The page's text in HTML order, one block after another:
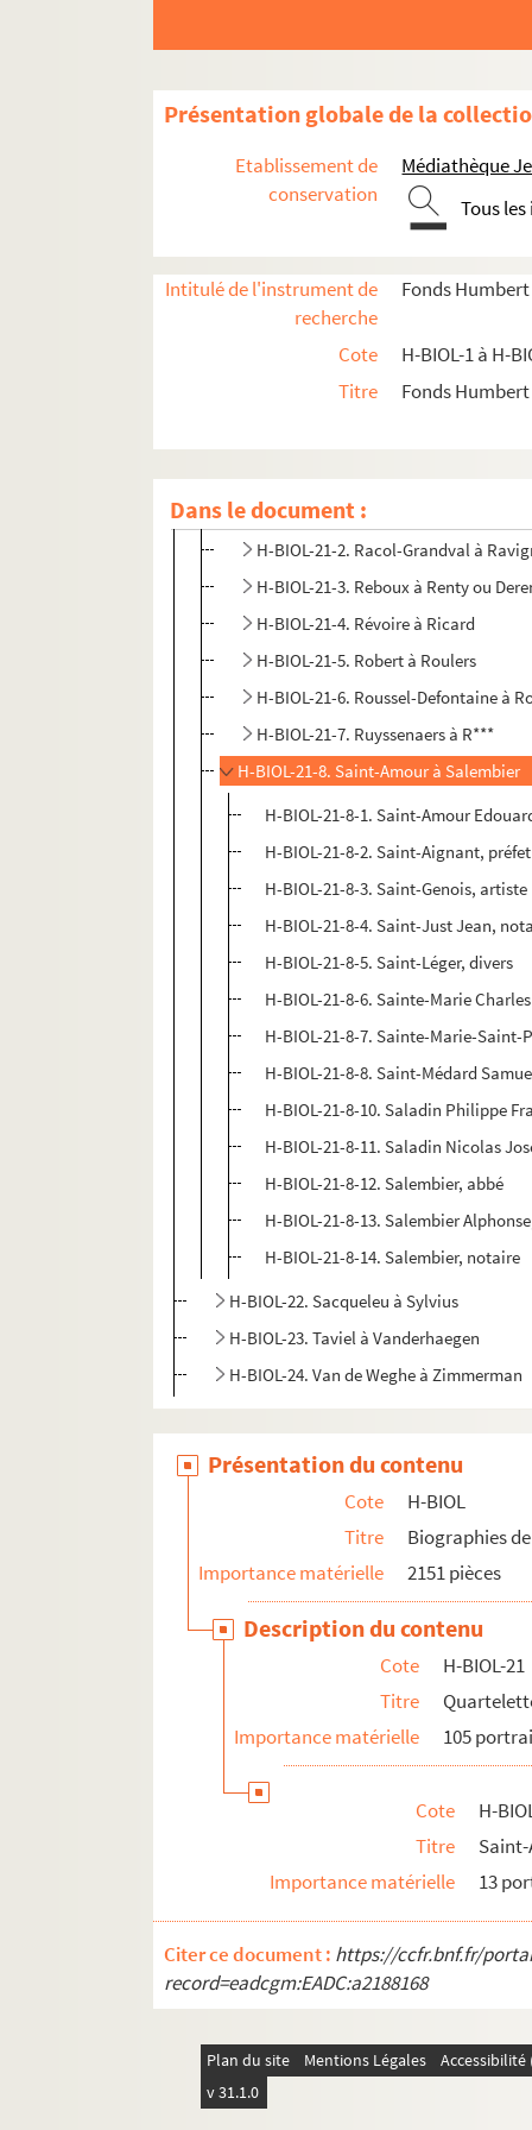
Présentation globale de la
Etablissement de
conservation
Médiathèque
Tous
Intitulé de l'instrument de
recherche
Fonds
Cote
H-BIOL-1 à H-
Titre
Fonds
Dans le document :
H-BIOL-11. Dujardin à Faid'herbe
H-BIOL-13. Ghesquiere à Hallette
H-BIOL-14. Hedde à Kerteux
H-BIOL-16. Le Fel à Lequenne
H-BIOL-17. Lequeux à Marie Grosse-Tête
H-BIOL-18. Marie Jérôme à Montury
H-BIOL-19. Montgivet à Paris de
H-BIOL-21-1. Quartelette à Querrion
H-BIOL-21-2. Racol-Grandval à
H-BIOL-21-3. Reboux à Renty ou
H-BIOL-21-4. Révoire à Ricard
H-BIOL-21-5. Robert à Roulers
H-BIOL-21-6. Roussel-Defontaine à
H-BIOL-21-7. Ruyssenaers à R***
H-BIOL-21-8. Saint-Amour à Salembier
H-BIOL-21-8-1. Saint-Amour
H-BIOL-21-8-2. Saint-Aignant, préfet
H-BIOL-21-8-3. Saint-Genois,
H-BIOL-21-8-4. Saint-Just Jean,
H-BIOL-21-8-5. Saint-Léger, divers
H-BIOL-21-8-6. Sainte-Marie
H-BIOL-21-8-7. Sainte-Marie-Saint-
H-BIOL-21-8-8. Saint-Médard
H-BIOL-21-8-10. Saladin Philippe
H-BIOL-21-8-11. Saladin Nicolas
H-BIOL-21-8-12. Salembier, abbé
H-BIOL-21-8-13. Salembier
H-BIOL-21-8-14. Salembier, notaire
H-BIOL-22. Sacqueleu à Sylvius
H-BIOL-23. Taviel à Vanderhaegen
H-BIOL-24. Van de Weghe à Zimmerman
Présentation du contenu
Cote
H-BIOL
Titre
Biographies
Importance matérielle
2151 pièces
Description du contenu
Cote
H-BIOL-21
Titre
Importance matérielle
105
Cote
H-
Titre
Importance matérielle
13
Citer ce document : https://ccfr.bnf.fr/
record=eadcgm:EADC:a2188168
Plan du site Mentions Légales
v 31.1.0